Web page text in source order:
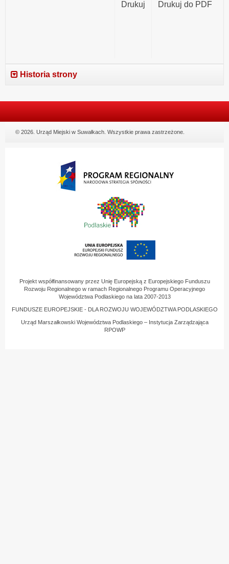
Drukuj do PDF
Drukuj
Historia strony
© 2026. Urząd Miejski w Suwałkach. Wszystkie prawa zastrzeżone.
Projekt współfinansowany przez Unię Europejską z Europejskiego Funduszu
Rozwoju Regionalnego w ramach Regionalnego Programu Operacyjnego
Województwa Podlaskiego na lata 2007-2013
FUNDUSZE EUROPEJSKIE - DLA ROZWOJU WOJEWÓDZTWA PODLASKIEGO
Urząd Marszałkowski Województwa Podlaskiego – Instytucja Zarządzająca
RPOWP